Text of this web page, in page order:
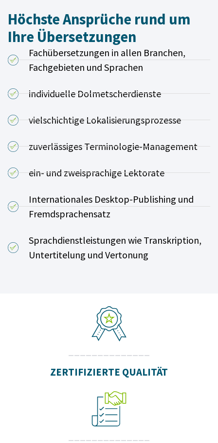
Höchste Ansprüche rund um
Ihre Übersetzungen
Fachübersetzungen in allen Branchen,
Fachgebieten und Sprachen
individuelle Dolmetscherdienste
vielschichtige Lokalisierungsprozesse
zuverlässiges Terminologie-Management
ein- und zweisprachige Lektorate
Internationales Desktop-Publishing und
Fremdsprachensatz
Sprachdienstleistungen wie Transkription,
Untertitelung und Vertonung
ZERTIFIZIERTE QUALITÄT